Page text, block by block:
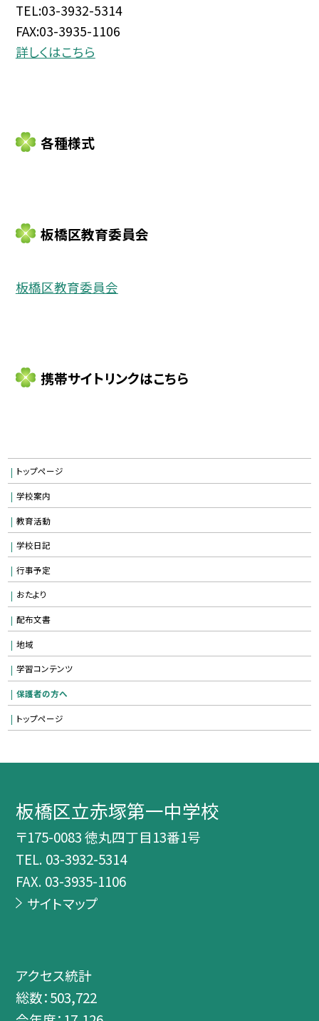
TEL:03-3932-5314
FAX:03-3935-1106
詳しくはこちら
各種様式
板橋区教育委員会
板橋区教育委員会
携帯サイトリンクはこちら
トップページ
学校案内
教育活動
学校日記
行事予定
おたより
配布文書
地域
学習コンテンツ
保護者の方へ
トップページ
板橋区立赤塚第一中学校
〒175-0083 徳丸四丁目13番1号
TEL. 03-3932-5314
FAX. 03-3935-1106
サイトマップ
アクセス統計
総数：503,722